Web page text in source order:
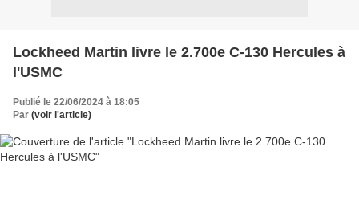
Lockheed Martin livre le 2.700e C-130 Hercules à
l'USMC
Publié le 22/06/2024 à 18:05
Par (voir l'article)